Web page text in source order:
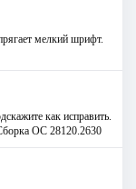
мелкий шрифт.
как исправить.
ОС 28120.2630